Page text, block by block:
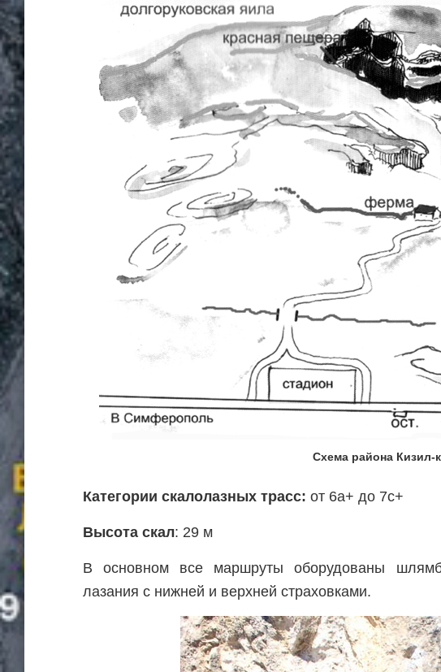
Схема района Кизил-
Категории скалолазных трасс: от 6а+ до 7с+
Высота скал: 29 м
В основном все маршруты оборудованы
лазания с нижней и верхней страховками.